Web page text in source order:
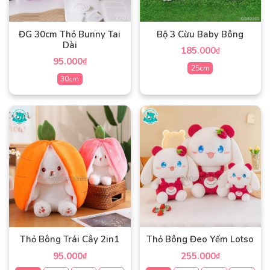
chọn
có
thể
chọn
trên
trang
sản
phẩm
chọn
có
thể
chọn
trên
sản
ĐG 30cm Thỏ Bunny Tai
Dài
95.000₫
30cm
Sản
phẩm
nhiều
biến
thể.
Các
tùy
chọn
có
thể
được
Bộ 3 Cừu Baby Bông
185.000₫
25cm
phẩm
có
nhiều
biến
thể.
Các
tùy
thể
chọn
Thỏ Bông Trái Cây 2in1
95.000₫
Thỏ Bông Đeo Yếm Lotso
255.000₫